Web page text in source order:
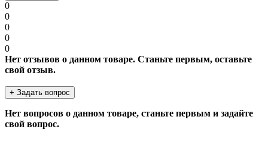
0
0
0
0
0
Нет отзывов о данном товаре. Станьте первым, оставьте
свой отзыв.
+ Задать вопрос
Нет вопросов о данном товаре, станьте первым и задайте
свой вопрос.